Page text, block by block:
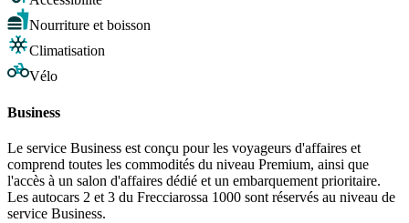
Nourriture et boisson
Climatisation
Vélo
Business
Le service Business est conçu pour les voyageurs d'affaires et
comprend toutes les commodités du niveau Premium, ainsi que
l'accès à un salon d'affaires dédié et un embarquement prioritaire.
Les autocars 2 et 3 du Frecciarossa 1000 sont réservés au niveau de
service Business.